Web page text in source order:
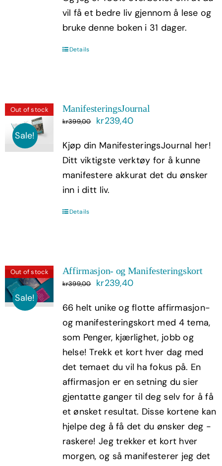
vil få et bedre liv gjennom å lese og
bruke denne boken i 31 dager.
Details
Out of stock
Sale!
ManifesteringsJournal
kr399,00
Opprinnelig
var:
kr399,00.
kr239,40Nåværende
er:
kr239,40.
Kjøp din ManifesteringsJournal her!
Ditt viktigste verktøy for å kunne
manifestere akkurat det du ønsker
inn i ditt liv.
Details
Out of stock
Sale!
Affirmasjon- og Manifesteringskort
kr399,00
Opprinnelig
var:
kr399,00.
kr239,40Nåværende
er:
kr239,40.
66 helt unike og flotte affirmasjon-
og manifesteringskort med 4 tema,
som Penger, kjærlighet, jobb og
helse! Trekk et kort hver dag med
det temaet du vil ha fokus på. En
affirmasjon er en setning du sier
gjentatte ganger til deg selv for å få
et ønsket resultat. Disse kortene kan
hjelpe deg å få det du ønsker deg -
raskere! Jeg trekker et kort hver
morgen, og så manifesterer jeg det